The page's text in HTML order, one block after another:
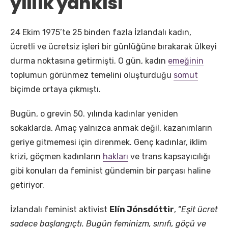
24 Ekim 1975’te 25 binden fazla İzlandalı kadın,
ücretli ve ücretsiz işleri bir günlüğüne bırakarak ülkeyi
durma noktasına getirmişti. O gün, kadın emeğinin
toplumun görünmez temelini oluşturduğu somut
biçimde ortaya çıkmıştı.
Bugün, o grevin 50. yılında kadınlar yeniden
sokaklarda. Amaç yalnızca anmak değil, kazanımların
geriye gitmemesi için direnmek. Genç kadınlar, iklim
krizi, göçmen kadınların hakları ve trans kapsayıcılığı
gibi konuları da feminist gündemin bir parçası haline
getiriyor.
İzlandalı feminist aktivist Elín Jónsdóttir, “Eşit ücret
sadece başlangıçtı. Bugün feminizm, sınıfı, göçü ve